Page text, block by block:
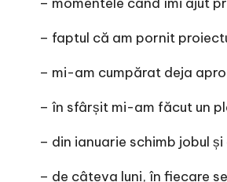
– faptul că am pornit
– mi-am cumpărat deja
– în sfârșit mi-am făcut un
– din ianuarie schimb jobul
– de câteva luni, în fiecare